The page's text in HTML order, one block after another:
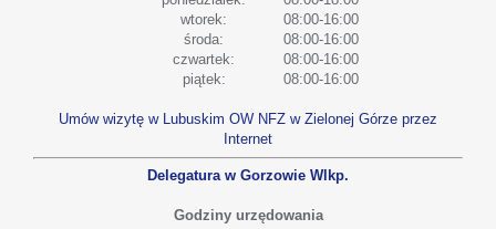
wtorek:
08:00-16:00
środa:
08:00-16:00
czwartek:
08:00-16:00
piątek:
08:00-16:00
Umów wizytę w Lubuskim OW NFZ w Zielonej Górze przez
Internet
Delegatura w Gorzowie Wlkp.
Godziny urzędowania